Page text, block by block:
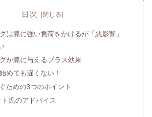
目次
は膝に強い負荷をかけるが「悪影響」
が膝に与えるプラス効果
めても遅くない！
ための3つのポイント
ト氏のアドバイス